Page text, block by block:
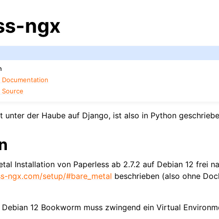
ngx
unter der Haube auf Django, ist also in Python
Installation von Paperless ab 2.7.2 auf Debian 12 frei
ngx.com/setup/#bare_metal beschrieben (also ohne
Debian 12 Bookworm muss zwingend ein Virtual